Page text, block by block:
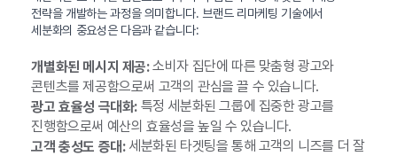
전략을 개발하는 과정을 의미합니다. 브랜드 리마케팅 기술에서
세분화의 중요성은 다음과 같습니다:
개별화된 메시지 제공:소비자 집단에 따른 맞춤형 광고와
콘텐츠를 제공함으로써 고객의 관심을 끌 수 있습니다.
광고 효율성 극대화:특정 세분화된 그룹에 집중한 광고를
진행함으로써 예산의 효율성을 높일 수 있습니다.
고객 충성도 증대:세분화된 타겟팅을 통해 고객의 니즈를 더 잘